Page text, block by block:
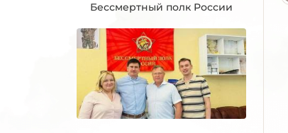
Бессмертный полк России